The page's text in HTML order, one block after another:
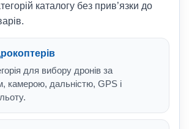
каталогу без прив’язки до
для вибору дронів за
камерою, дальністю, GPS і